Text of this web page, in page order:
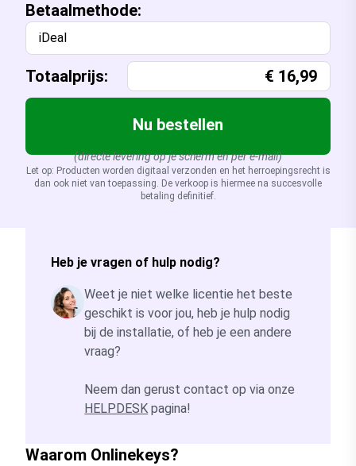
Betaalmethode:
iDeal
Totaalprijs: € 16,99
Nu bestellen
(directe levering op je scherm en per e-mail)
Let op: Producten worden digitaal verzonden en het herroepingsrecht is
dan ook niet van toepassing. De verkoop is hiermee na succesvolle
betaling definitief.
Heb je vragen of hulp nodig?
Weet je niet welke licentie het beste
geschikt is voor jou, heb je hulp nodig
bij de installatie, of heb je een andere
vraag?
Neem dan gerust contact op via onze
HELPDESK pagina!
Waarom Onlinekeys?